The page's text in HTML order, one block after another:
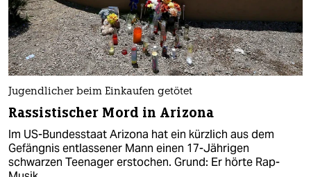
Jugendlicher beim Einkaufen getötet
Rassistischer Mord in Arizona
Im US-Bundesstaat Arizona hat ein kürzlich aus dem
Gefängnis entlassener Mann einen 17-Jährigen
schwarzen Teenager erstochen. Grund: Er hörte Rap-